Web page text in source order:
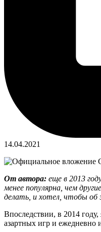
14.04.2021
От автора: еще в 2013
менее популярна, чем
делать, и хотел, чтобы об
Впоследствии, в 2014
азартных игр и ежедневно